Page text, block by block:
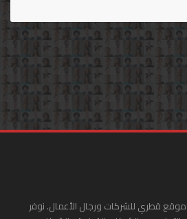
قطري للشركات ورجال الأعمال. نوفر